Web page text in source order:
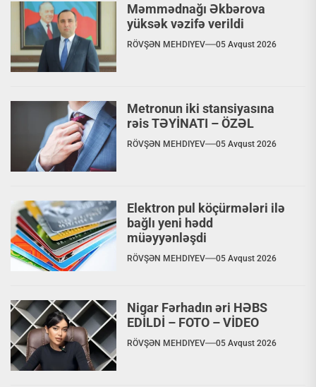
Məmmədnağı Əkbərova
yüksək vəzifə verildi
RÖVŞƏN MEHDIYEV 05 Avqust 2026
Metronun iki stansiyasına
rəis TƏYİNATI – ÖZƏL
RÖVŞƏN MEHDIYEV 05 Avqust 2026
Elektron pul köçürmələri ilə
bağlı yeni hədd
müəyyənləşdi
RÖVŞƏN MEHDIYEV 05 Avqust 2026
Nigar Fərhadın əri HƏBS
EDİLDİ – FOTO – VİDEO
RÖVŞƏN MEHDIYEV 05 Avqust 2026